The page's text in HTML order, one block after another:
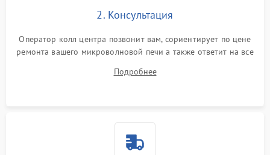
2. Консультация
Оператор колл центра позвонит вам, сориентирует по цене
ремонта вашего микроволновой печи а также ответит на все
Подробнее